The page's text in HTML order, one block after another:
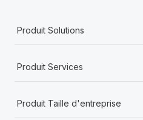
Produit Solutions
Produit Services
Produit Taille d'entreprise